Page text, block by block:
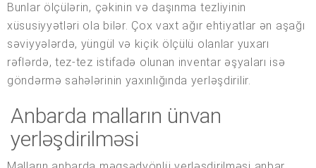
Bunlar ölçülərin, çəkinin və daşınma tezliyinin
xüsusiyyətləri ola bilər. Çox vaxt ağır ehtiyatlar ən aşağı
səviyyələrdə, yüngül və kiçik ölçülü olanlar yuxarı
rəflərdə, tez-tez istifadə olunan inventar əşyaları isə
göndərmə sahələrinin yaxınlığında yerləşdirilir.
Anbarda malların ünvan
yerləşdirilməsi